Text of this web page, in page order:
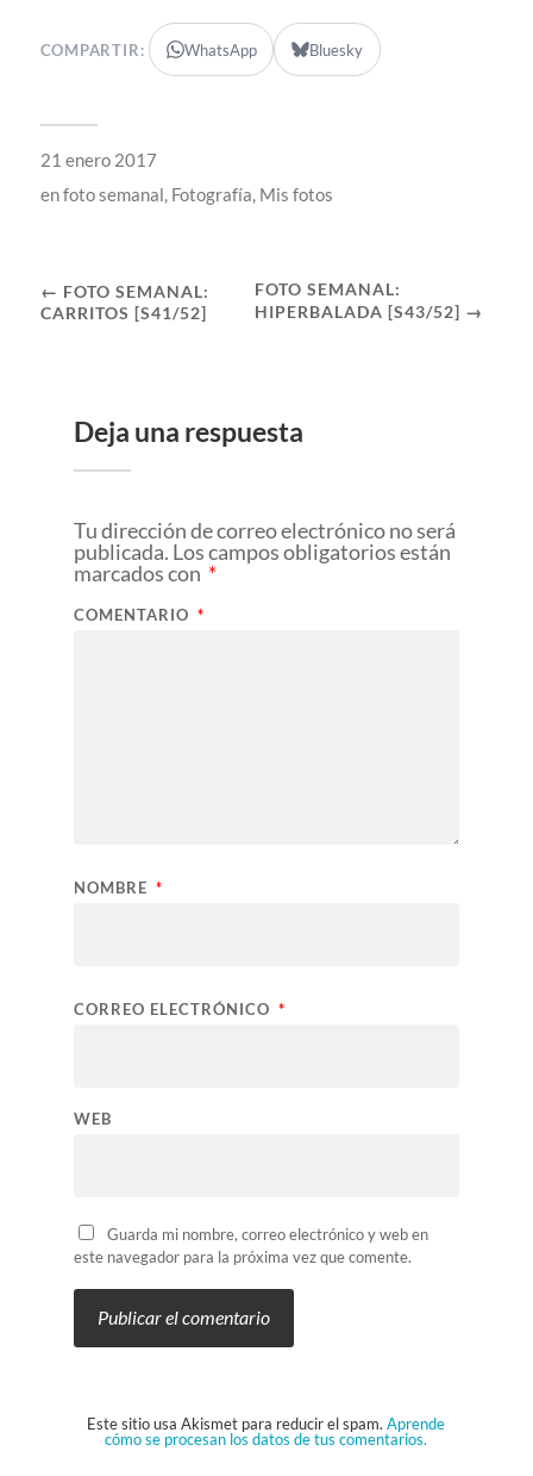
COMPARTIR: WhatsApp Bluesky
21 enero 2017
enfoto semanal, Fotografía, Mis fotos
← FOTO SEMANAL:
CARRITOS [S41/52]
FOTO SEMANAL:
HIPERBALADA [S43/52] →
Deja una respuesta
Tu dirección de correo electrónico no será
publicada. Los campos obligatorios están
marcados con *
COMENTARIO *
NOMBRE *
CORREO ELECTRÓNICO *
WEB
Guarda mi nombre, correo electrónico y web en
este navegador para la próxima vez que comente.
Este sitio usa Akismet para reducir el spam.Aprende
cómo se procesan los datos de tus comentarios.